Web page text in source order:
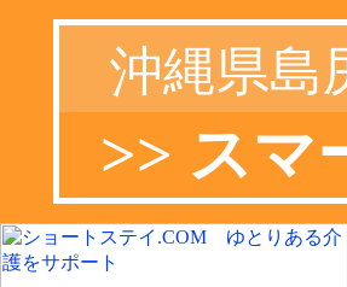
沖縄県島
>> スマ